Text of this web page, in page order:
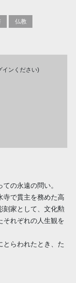
仏教
ンください)
の永遠の問い。
寺で貫主を務めた高
刻家として、文化勲
それぞれの人生観を
とらわれたとき、た